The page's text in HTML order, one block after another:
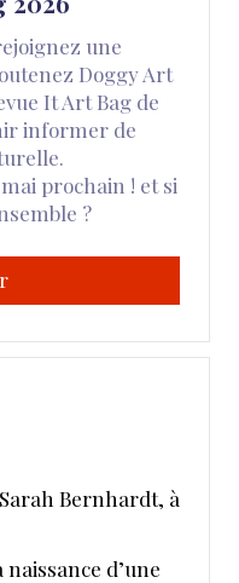
une
Doggy Art
It Art Bag de
informer de
prochain ! et si
?
Bernhardt, à
d’une